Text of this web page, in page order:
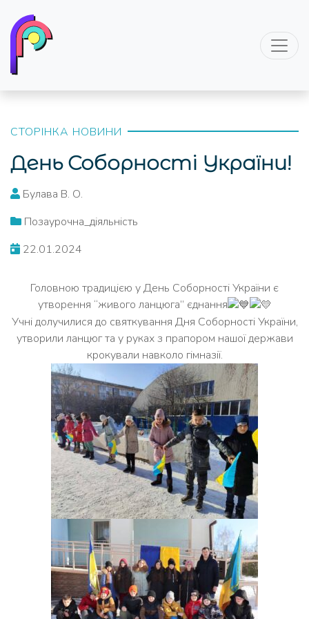
СТОРІНКА НОВИНИ
День Соборності України!
Булава В. О.
Позаурочна_діяльність
22.01.2024
Головною традицією у День Соборності України є
утворення “живого ланцюга” єднання
Учні долучилися до святкування Дня Соборності України,
утворили ланцюг та у руках з прапором нашої держави
крокували навколо гімназії.